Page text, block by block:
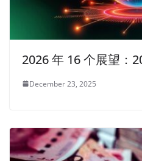
2026 年 16 个展望：
December 23, 2025